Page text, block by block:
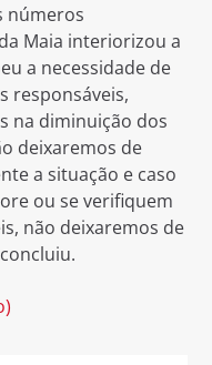
números
Maia interiorizou a
a necessidade de
responsáveis,
na diminuição dos
deixaremos de
a situação e caso
ou se verifiquem
não deixaremos de